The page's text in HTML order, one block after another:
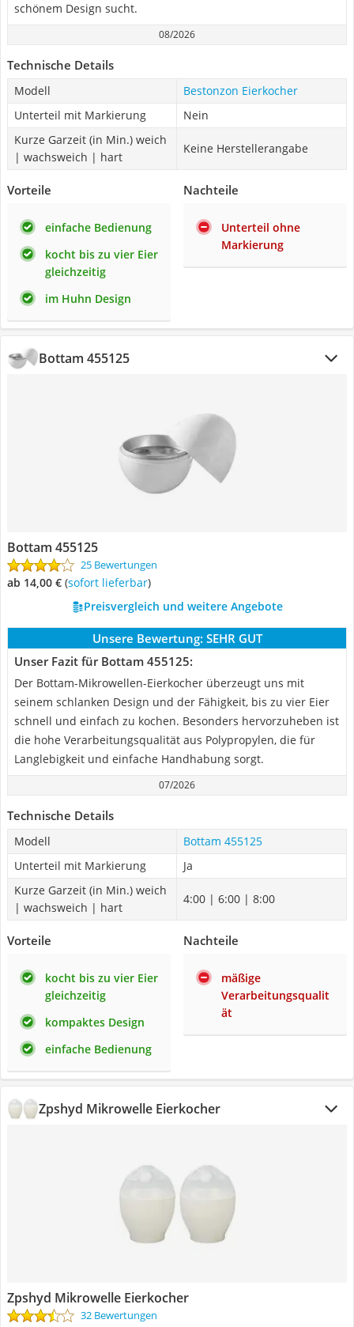
schönem Design sucht.
08/2026
Technische Details
Modell
Bestonzon Eierkocher
Unterteil mit Markierung
Nein
Kurze Garzeit (in Min.) weich
| wachsweich | hart
Keine Herstellerangabe
Vorteile
einfache Bedienung
kocht bis zu vier Eier
gleichzeitig
im Huhn Design
Nachteile
Unterteil ohne
Markierung
Bottam 455125
Bottam 455125
25 Bewertungen
ab 14,00 € ( Sofort lieferbar)
Preisvergleich und weitere Angebote
Unsere Bewertung: SEHR GUT
Unser Fazit für Bottam 455125:
Der Bottam-Mikrowellen-Eierkocher überzeugt uns mit
seinem schlanken Design und der Fähigkeit, bis zu vier Eier
schnell und einfach zu kochen. Besonders hervorzuheben ist
die hohe Verarbeitungsqualität aus Polypropylen, die für
Langlebigkeit und einfache Handhabung sorgt.
07/2026
Technische Details
Modell
Bottam 455125
Unterteil mit Markierung
Ja
Kurze Garzeit (in Min.) weich
| wachsweich | hart
4:00 | 6:00 | 8:00
Vorteile
kocht bis zu vier Eier
gleichzeitig
kompaktes Design
einfache Bedienung
Nachteile
mäßige
Verarbeitungsqualit
ät
Zpshyd Mikrowelle Eierkocher
Zpshyd Mikrowelle Eierkocher
32 Bewertungen